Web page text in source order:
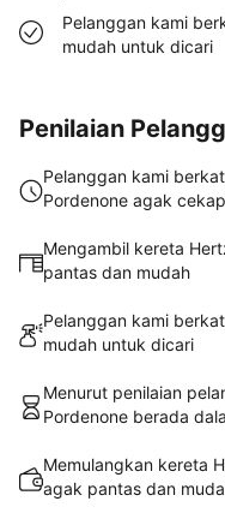
Pelanggan kami
mudah untuk dicari
Penilaian
Pelanggan kami
Pordenone agak cekap
Mengambil kereta
pantas dan mudah
Pelanggan kami
mudah untuk dicari
Menurut penilaian
Pordenone berada
Memulangkan kereta
agak pantas dan